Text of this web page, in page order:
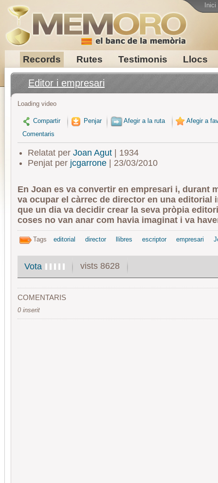
Records Rutes Testimonis Llocs
Inici
Editor i empresari
Loading video
Compartir Penjar Afegir a la ruta
Afegir a
Comentaris
Relatat per Joan Agut| 1934
Penjat per jcgarrone| 23/03/2010
En Joan es va convertir en empresari i, durant
va ocupar el càrrec de director en una editorial
que un dia va decidir crear la seva pròpia
coses no van anar com havia imaginat i va
Tags editorial director llibres escriptor empresari
Vota vists 8628
COMENTARIS
0 inserit